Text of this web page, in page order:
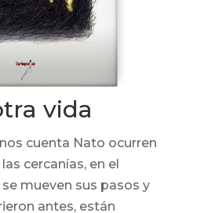
vida
cuenta Nato ocurren
cercanías, en el
mueven sus pasos y
antes, están